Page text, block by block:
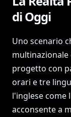
di Oggi
Uno scenario
multinazionale
progetto con
orari e tre
l'inglese come
acconsente a